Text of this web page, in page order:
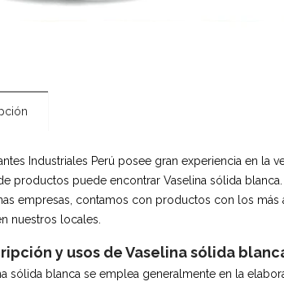
Industriales Perú posee gran experiencia en
productos puede encontrar Vaselina sólida
empresas, contamos con productos con los
nuestros locales.
y usos de Vaselina sólida
sólida blanca se emplea generalmente en la